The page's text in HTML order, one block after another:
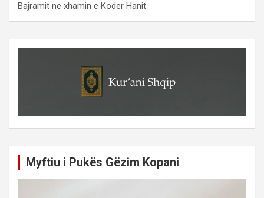
Bajramit ne xhamin e Koder Hanit
Myftiu i Pukës Gëzim Kopani